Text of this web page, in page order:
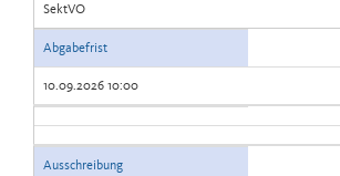
SektVO
Abgabefrist
10.09.2026 10:00
Ausschreibung